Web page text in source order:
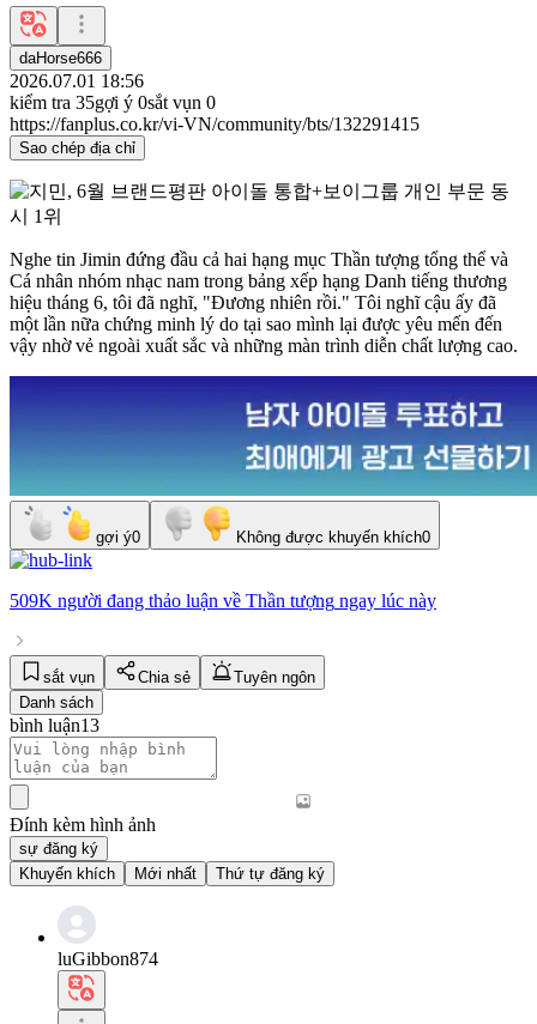
daHorse666
2026.07.01 18:56
kiểm tra 35gợi ý 0sắt vụn 0
https://fanplus.co.kr/vi-VN/community/bts/132291415
Sao chép địa chỉ
Nghe tin Jimin đứng đầu cả hai hạng mục Thần tượng tổng thể và
Cá nhân nhóm nhạc nam trong bảng xếp hạng Danh tiếng thương
hiệu tháng 6, tôi đã nghĩ, "Đương nhiên rồi." Tôi nghĩ cậu ấy đã
một lần nữa chứng minh lý do tại sao mình lại được yêu mến đến
vậy nhờ vẻ ngoài xuất sắc và những màn trình diễn chất lượng cao.
gợi ý0 Không được khuyến khích0
509K người đang thảo luận về Thần tượng ngay lúc này
sắt vụn Chia sẻ
Tuyên ngôn
Danh sách
bình luận13
Đính kèm hình ảnh
sự đăng ký
Khuyến khích
Mới nhất Thứ tự đăng ký
luGibbon874